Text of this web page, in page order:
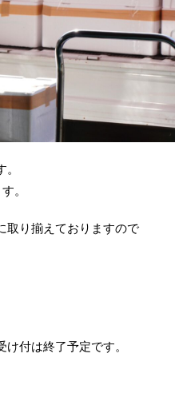
。
取り揃えておりますので
付は終了予定です。